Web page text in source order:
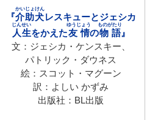
『介助犬
かいじょけん
レスキューとジェシカ
人生
じんせい
をかえた友情
ゆうじょう
の物語
ものがたり
』
文：ジェシカ・ケンスキー、
パトリック・ダウネス
絵：スコット・マグーン
訳：よしい かずみ
出版社：BL出版